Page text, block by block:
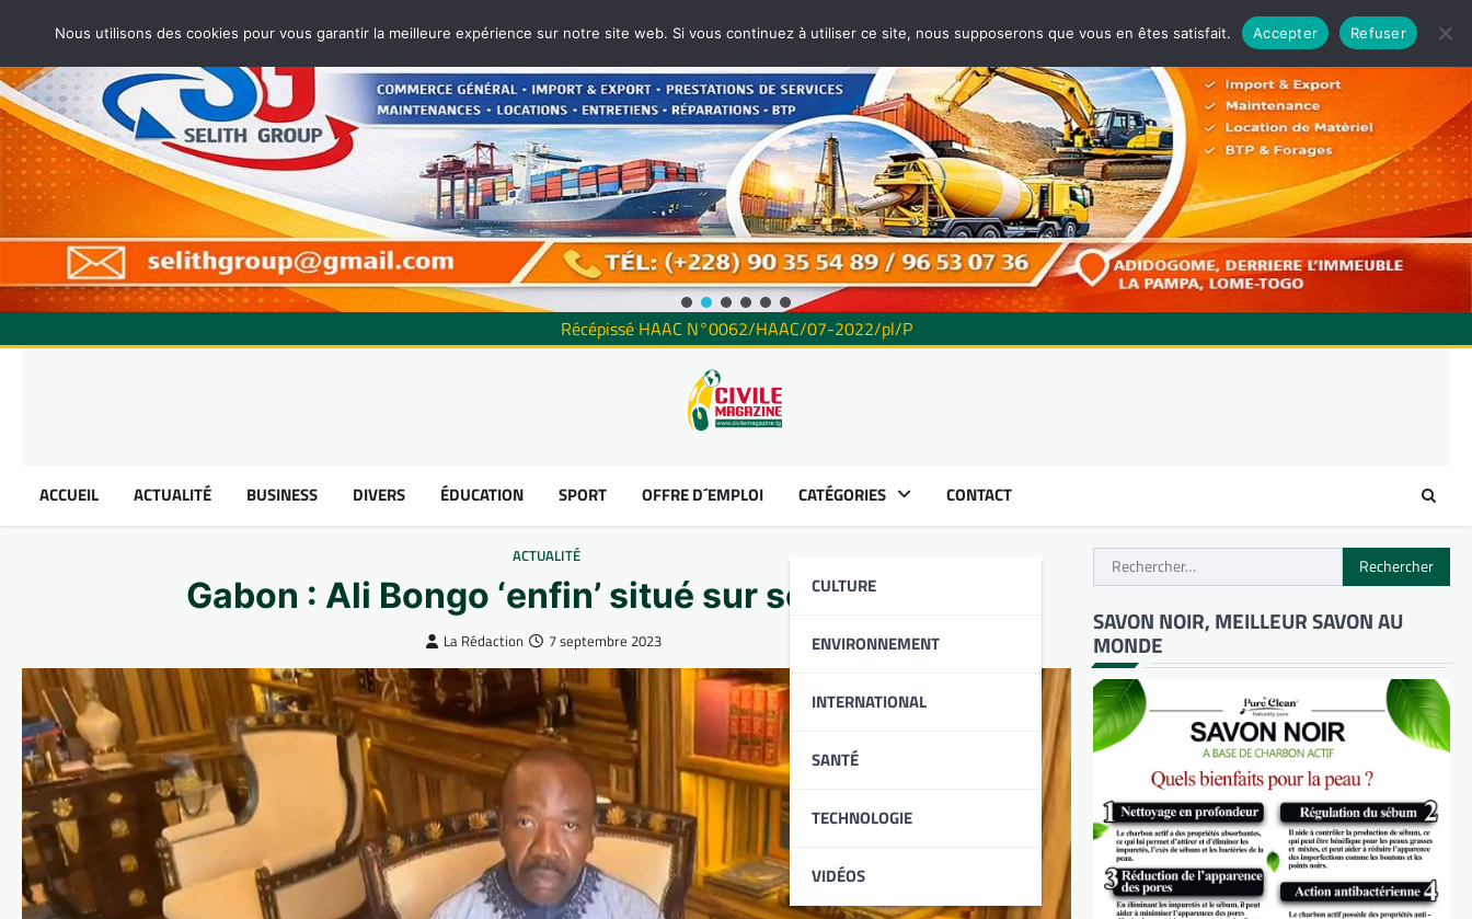
Récépissé HAAC N°0062/HAAC/07-2022/pl/P
ACCUEIL ACTUALITÉ BUSINESS DIVERS ÉDUCATION SPORT OFFRE D´EMPLOI CATÉGORIES
CULTURE
ENVIRONNEMENT
INTERNATIONAL
SANTÉ
TECHNOLOGIE
VIDÉOS
CONTACT
ACTUALITÉ
Gabon : Ali Bongo ‘enfin’ situé sur son sort
La Rédaction 7 septembre 2023
Rechercher :
SAVON NOIR, MEILLEUR SAVON AU
MONDE
Nous utilisons des cookies pour vous garantir la meilleure expérience sur notre site web. Si vous continuez à utiliser ce site, nous supposerons que vous en êtes satisfait. Accepter Refuser